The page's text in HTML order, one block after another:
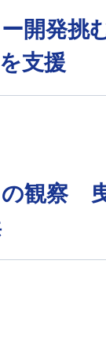
開発
支援
観察